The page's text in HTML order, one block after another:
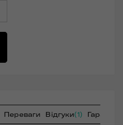
Переваги Відгуки(1) Гарантія